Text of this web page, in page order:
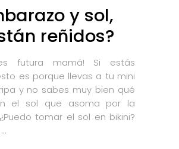
y sol,
reñidos?
futura mamá! Si estás
es porque llevas a tu mini
y no sabes muy bien qué
el sol que asoma por la
tomar el sol en bikini?